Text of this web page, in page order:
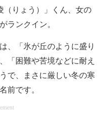
りょう）」くん、女の
ランクイン。
、「氷が丘のように盛り
「困難や苦境などに耐え
で、まさに厳しい冬の寒
前です。